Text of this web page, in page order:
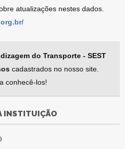
atualizações nestes dados.
do Transporte - SEST
cadastrados no nosso site.
conhecê-los!
INSTITUIÇÃO